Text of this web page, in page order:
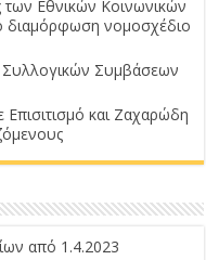
Εθνικών Κοινωνικών
διαμόρφωση νομοσχέδιο
Συμβάσεων
και Ζαχαρώδη
από 1.4.2023